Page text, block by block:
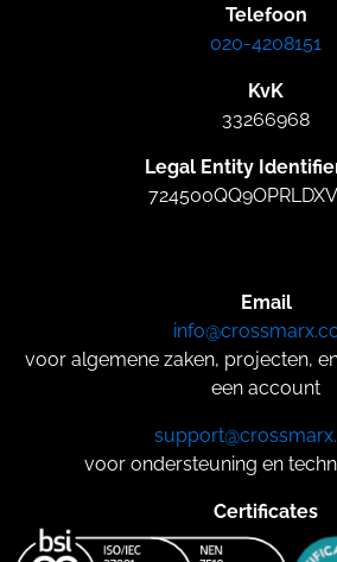
Telefoon
020-4208151
KvK
33266968
Legal Entity
Email
voor algemene zaken, projecten,
een account
voor ondersteuning en
Certificates